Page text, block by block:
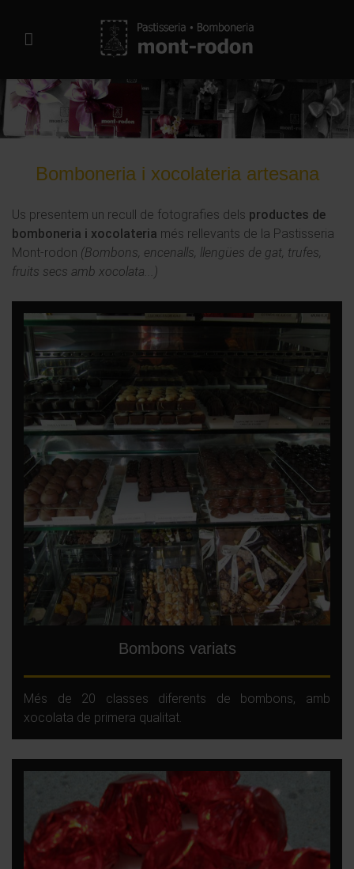
Bomboneria i xocolateria artesana
Us presentem un recull de fotografies dels productes de
bomboneria i xocolateria més rellevants de la Pastisseria
Mont-rodon (Bombons, encenalls, llengües de gat, trufes,
fruits secs amb xocolata...)
Bombons variats
Més de 20 classes diferents de bombons, amb
xocolata de primera qualitat.